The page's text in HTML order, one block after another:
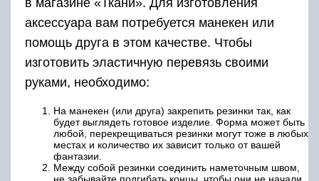
аксессуара вам потребуется манекен или
помощь друга в этом качестве. Чтобы
изготовить эластичную перевязь своими
руками, необходимо:
На манекен (или друга) закрепить резинки так, как
будет выглядеть готовое изделие. Форма может быть
любой, перекрещиваться резинки могут тоже в любых
местах и количество их зависит только от вашей
фантазии.
Между собой резинки соединить наметочным швом,
не забывайте подгибать концы, чтобы они не начали